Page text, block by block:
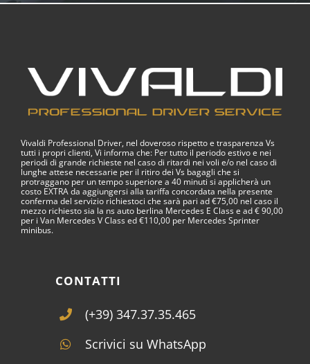
Vivaldi Professional Driver, nel doveroso rispetto e trasparenza Vs
tutti i propri clienti, Vi informa che: Per tutto il periodo estivo e nei
periodi di grande richieste nel caso di ritardi nei voli e/o nel caso di
lunghe attese necessarie per il ritiro dei Vs bagagli che si
protraggano per un tempo superiore a 40 minuti si applicherà un
costo EXTRA da aggiungersi alla tariffa concordata nella presente
conferma del servizio richiestoci che sarà pari ad €75,00 nel caso il
mezzo richiesto sia la ns auto berlina Mercedes E Class e ad € 90,00
per i Van Mercedes V Class ed €110,00 per Mercedes Sprinter
minibus.
CONTATTI
(+39) 347.37.35.465
Scrivici su WhatsApp